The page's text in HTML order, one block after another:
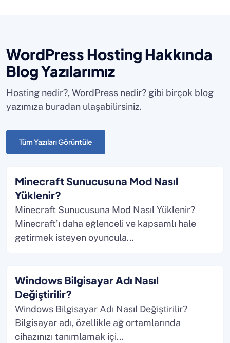
WordPress Hosting Hakkında
Blog Yazılarımız
Hosting nedir?, WordPress nedir? gibi birçok blog
yazımıza buradan ulaşabilirsiniz.
Tüm Yazıları Görüntüle
Minecraft Sunucusuna Mod Nasıl
Yüklenir?
Minecraft Sunucusuna Mod Nasıl Yüklenir?
Minecraft’ı daha eğlenceli ve kapsamlı hale
getirmek isteyen oyuncula...
Windows Bilgisayar Adı Nasıl
Değiştirilir?
Windows Bilgisayar Adı Nasıl Değiştirilir?
Bilgisayar adı, özellikle ağ ortamlarında
cihazınızı tanımlamak içi...